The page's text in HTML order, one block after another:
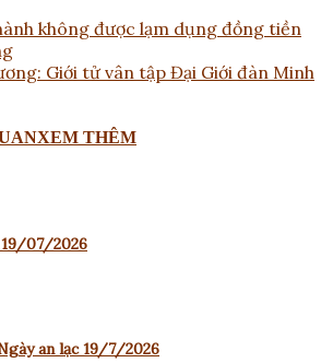
không được lạm dụng đồng tiền
Giới tử vân tập Đại Giới đàn Minh
XEM THÊM
19/07/2026
an lạc 19/7/2026